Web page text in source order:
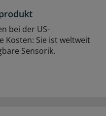
bei der US-
Kosten: Sie ist weltweit
Sensorik.